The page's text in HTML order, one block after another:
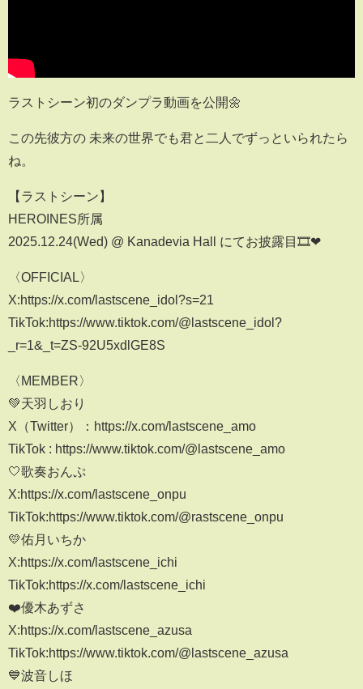
ラストシーン初のダンプラ動画を公開🌼
この先彼方の 未来の世界でも君と二人でずっといられたら
ね。
【ラストシーン】
HEROINES所属
2025.12.24(Wed) @ Kanadevia Hall にてお披露目🎞️❤︎
〈OFFICIAL〉
X:https://x.com/lastscene_idol?s=21
TikTok:https://www.tiktok.com/@lastscene_idol?
_r=1&_t=ZS-92U5xdlGE8S
〈MEMBER〉
💚天羽しおり
X（Twitter）：https://x.com/lastscene_amo
TikTok : https://www.tiktok.com/@lastscene_amo
🤍歌奏おんぷ
X:https://x.com/lastscene_onpu
TikTok:https://www.tiktok.com/@rastscene_onpu
💛佑月いちか
X:https://x.com/lastscene_ichi
TikTok:https://x.com/lastscene_ichi
❤️優木あずさ
X:https://x.com/lastscene_azusa
TikTok:https://www.tiktok.com/@lastscene_azusa
💙波音しほ